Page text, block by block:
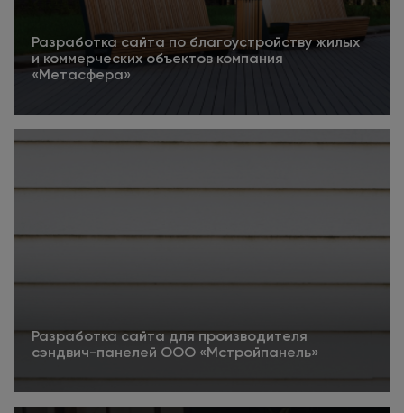
Разработка сайта по благоустройству жилых
и коммерческих объектов компания
«Метасфера»
Подробнее 4.5
Разработка сайта для производителя
сэндвич-панелей ООО «Мстройпанель»
Подробнее 5